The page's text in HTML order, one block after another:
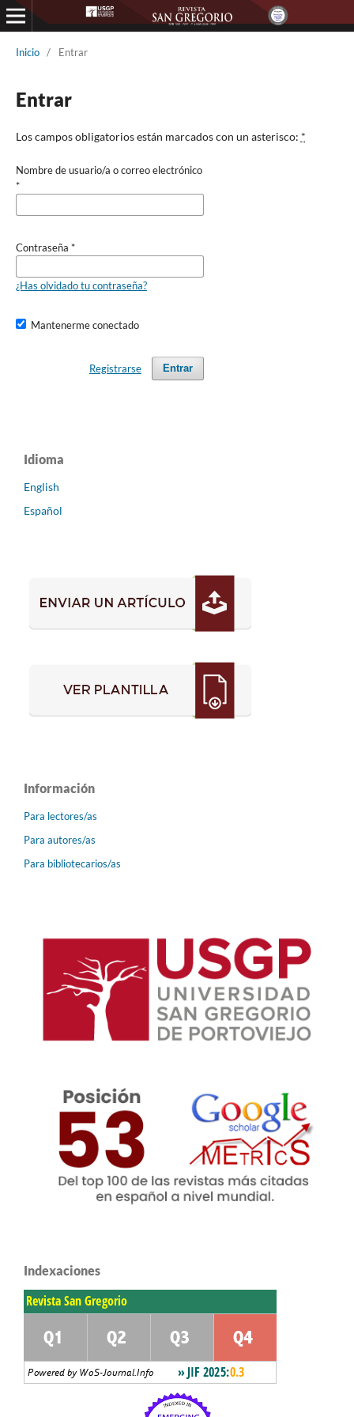
Inicio / Entrar
Entrar
Los campos obligatorios están marcados con un asterisco: *
Nombre de usuario/a o correo electrónico
*
Contraseña *
¿Has olvidado tu contraseña?
Mantenerme conectado
Entrar
Registrarse
Idioma
English
Español
Información
Para lectores/as
Para autores/as
Para bibliotecarios/as
Indexaciones